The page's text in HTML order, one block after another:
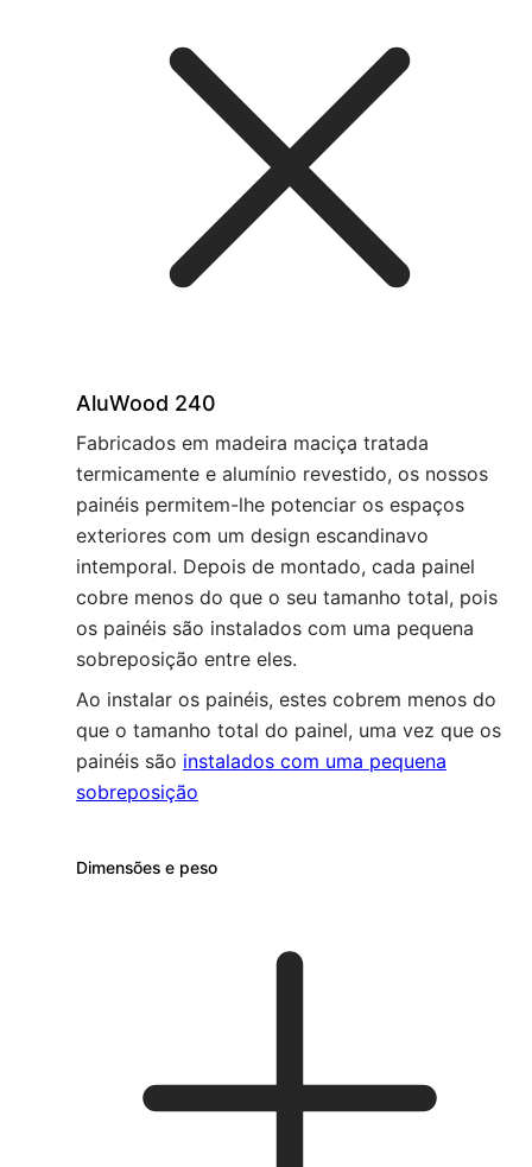
AluWood 240
Fabricados em madeira maciça tratada
termicamente e alumínio revestido, os nossos
painéis permitem-lhe potenciar os espaços
exteriores com um design escandinavo
intemporal. Depois de montado, cada painel
cobre menos do que o seu tamanho total, pois
os painéis são instalados com uma pequena
sobreposição entre eles.
Ao instalar os painéis, estes cobrem menos do
que o tamanho total do painel, uma vez que os
painéis são instalados com uma pequena
sobreposição
Dimensões e peso